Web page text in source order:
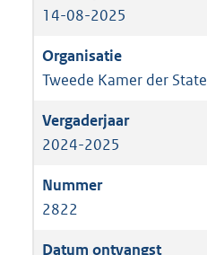
14-08-2025
Tweede Kamer der
2024-2025
2822